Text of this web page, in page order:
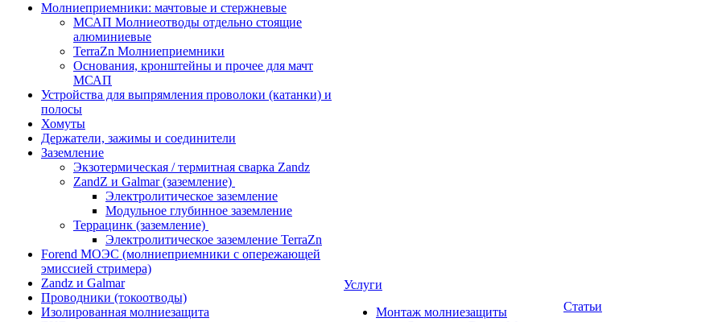
Молниеприемники: мачтовые и стержневые
МСАП Молниеотводы отдельно стоящие
алюминиевые
TerraZn Молниеприемники
Основания, кронштейны и прочее для мачт
МСАП
Устройства для выпрямления проволоки (катанки) и
полосы
Хомуты
Держатели, зажимы и соединители
Заземление
Экзотермическая / термитная сварка Zandz
ZandZ и Galmar (заземление)
Электролитическое заземление
Модульное глубинное заземление
Террацинк (заземление)
Электролитическое заземление TerraZn
Forend МОЭС (молниеприемники с опережающей
эмиссией стримера)
Zandz и Galmar
Проводники (токоотводы)
Изолированная молниезащита
Услуги
Монтаж молниезащиты
Статьи